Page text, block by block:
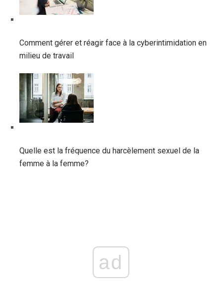
Comment gérer et réagir face à la cyberintimidation en
milieu de travail
Quelle est la fréquence du harcèlement sexuel de la
femme à la femme?
ad